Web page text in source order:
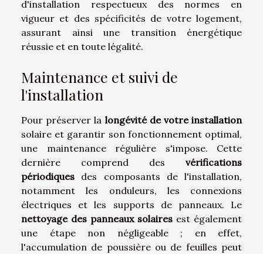
d'installation respectueux des normes en
vigueur et des spécificités de votre logement,
assurant ainsi une transition énergétique
réussie et en toute légalité.
Maintenance et suivi de
l'installation
Pour préserver la longévité de votre installation
solaire et garantir son fonctionnement optimal,
une maintenance régulière s'impose. Cette
dernière comprend des vérifications
périodiques des composants de l'installation,
notamment les onduleurs, les connexions
électriques et les supports de panneaux. Le
nettoyage des panneaux solaires est également
une étape non négligeable ; en effet,
l'accumulation de poussière ou de feuilles peut